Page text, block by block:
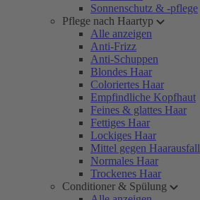
Sonnenschutz & -pflege
Pflege nach Haartyp
Alle anzeigen
Anti-Frizz
Anti-Schuppen
Blondes Haar
Coloriertes Haar
Empfindliche Kopfhaut
Feines & glattes Haar
Fettiges Haar
Lockiges Haar
Mittel gegen Haarausfall
Normales Haar
Trockenes Haar
Conditioner & Spülung